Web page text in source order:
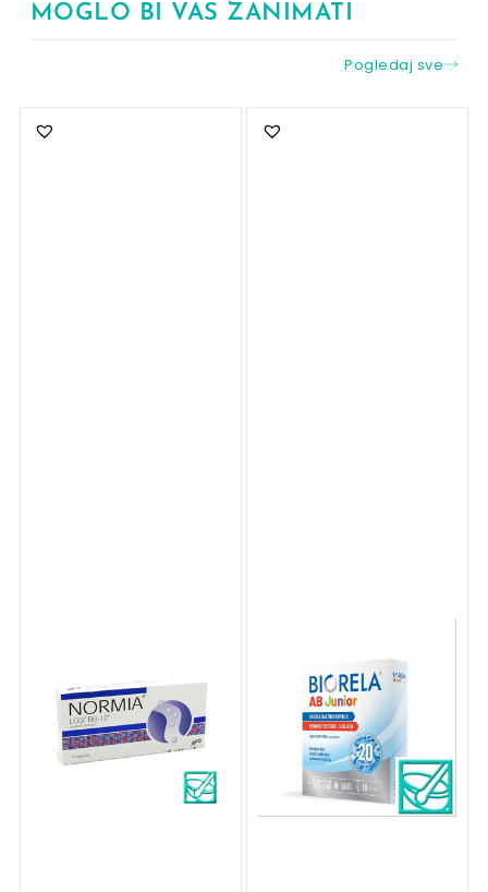
MOGLO BI VAS ZANIMATI
Pogledaj sve